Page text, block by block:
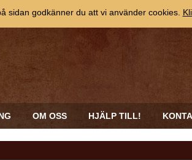
OM OSS HJÄLP TILL!
sidan godkänner du att vi använder cookies.